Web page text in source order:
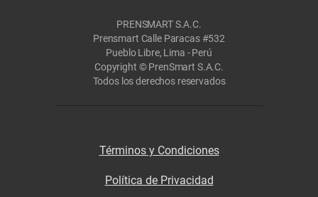
PRENSMART S.A.C.
Prensmart Calle Paracas #532
Pueblo Libre, Lima - Perú
Copyright © PrenSmart S.A.C.
Todos los derechos reservados
Términos y Condiciones
Política de Privacidad